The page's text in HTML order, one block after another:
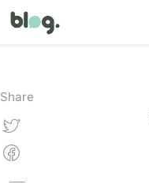
Share